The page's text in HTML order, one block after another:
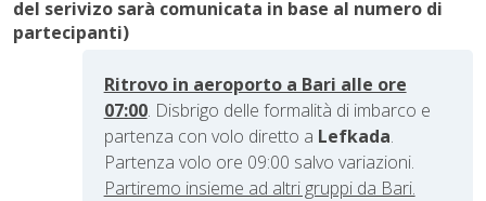
del serivizo sarà comunicata in base al numero di
partecipanti)
Ritrovo in aeroporto a Bari alle ore
07:00. Disbrigo delle formalità di imbarco e
partenza con volo diretto a Lefkada.
Partenza volo ore 09:00 salvo variazioni.
Partiremo insieme ad altri gruppi da Bari.